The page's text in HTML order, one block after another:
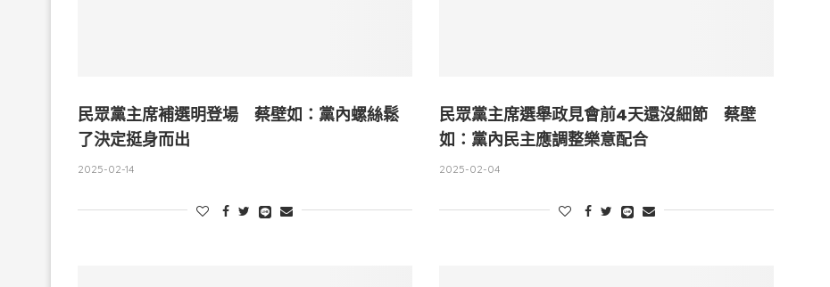
民眾黨主席補選明登場 蔡壁如：黨內螺絲鬆
了決定挺身而出
2025-02-14
民眾黨主席選舉政見會前4天還沒細節 蔡壁
如：黨內民主應調整樂意配合
2025-02-04